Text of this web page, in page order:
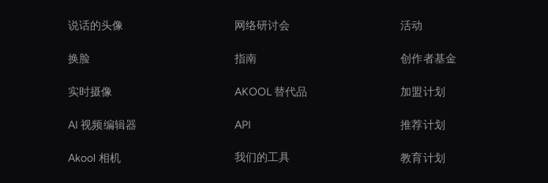
说话的头像
换脸
实时摄像
AI 视频编辑器
Akool 相机
网络研讨会
指南
AKOOL 替代品
API
我们的工具
活动
创作者基金
加盟计划
推荐计划
教育计划